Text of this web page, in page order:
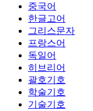
중국어
한글고어
그리스문자
프랑스어
독일어
히브리어
괄호기호
학술기호
기술기호